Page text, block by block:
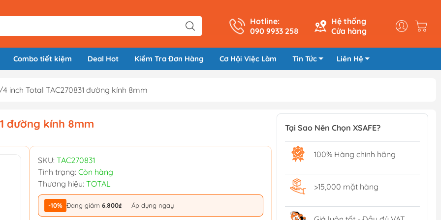
Hotline:
090 9933 258
Hệ thống
Cửa hàng
Combo tiết kiệm Deal Hot Kiểm Tra Đơn Hàng Cơ Hội Việc Làm Tin Tức Liên Hệ
inch Total TAC270831 đường kính 8mm
đường kính 8mm
SKU: TAC270831
Tình trạng: Còn hàng
Thương hiệu: TOTAL
-10% Đang giảm 6.800₫ — Áp dụng ngay
Tại Sao Nên Chọn XSAFE?
100% Hàng chính hãng
>15,000 mặt hàng